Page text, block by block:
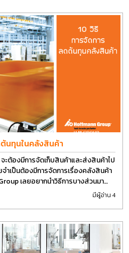
นทุนในคลังสินค้า
ะต้องมีการจัดเก็บสินค้าและส่งสินค้าไป
จำเป็นต้องมีการจัดการเรื่องคลังสินค้า
เลยอยากนำวิธีการบางส่วนมา
มีผู้อ่าน 4